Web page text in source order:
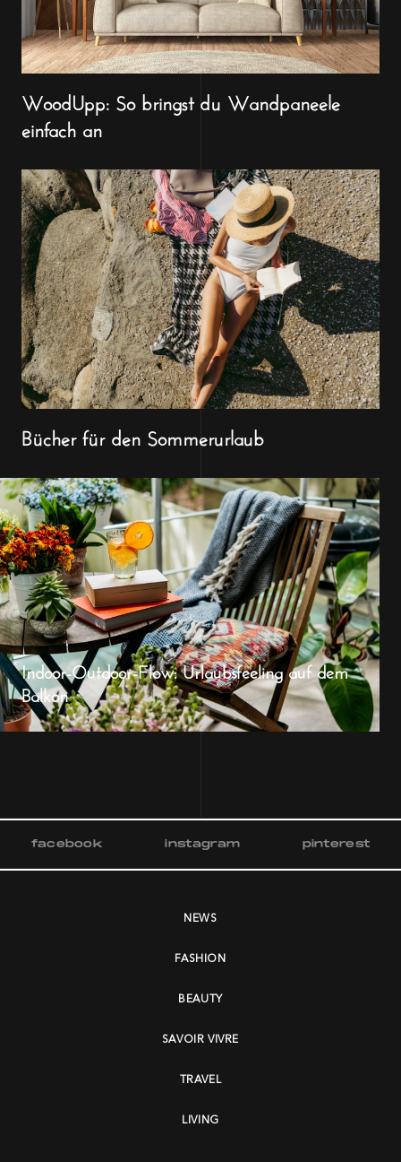
WoodUpp: So bringst du Wandpaneele
einfach an
Bücher für den Sommerurlaub
Indoor-Outdoor-Flow: Urlaubsfeeling auf dem
Balkon
facebook instagram pinterest
NEWS
FASHION
BEAUTY
SAVOIR VIVRE
TRAVEL
LIVING